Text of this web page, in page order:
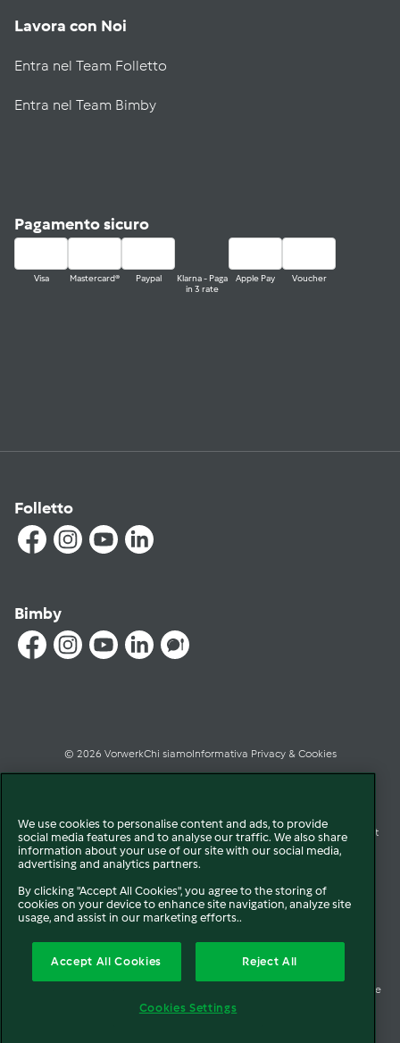
Lavora con Noi
Entra nel Team Folletto
Entra nel Team Bimby
Pagamento sicuro
Visa Mastercard® Paypal
Klarna - Paga
in 3 rate
Apple Pay Voucher
Folletto
Bimby
© 2026 VorwerkChi siamoInformativa Privacy & Cookies
Condizioni Generali di VenditaInformazioni LegaliDiritto di RecessoImprint
Modello OrganizzativoCodice Etico
Segnalazioni (whistleblowing)Dichiarazione di Accessibilità
Società trasparente
We use cookies to personalise content and ads, to provide
social media features and to analyse our traffic. We also share
information about your use of our site with our social media,
advertising and analytics partners.
By clicking "Accept All Cookies", you agree to the storing of
cookies on your device to enhance site navigation, analyze site
usage, and assist in our marketing efforts..
Accept All Cookies Reject All
Cookies Settings